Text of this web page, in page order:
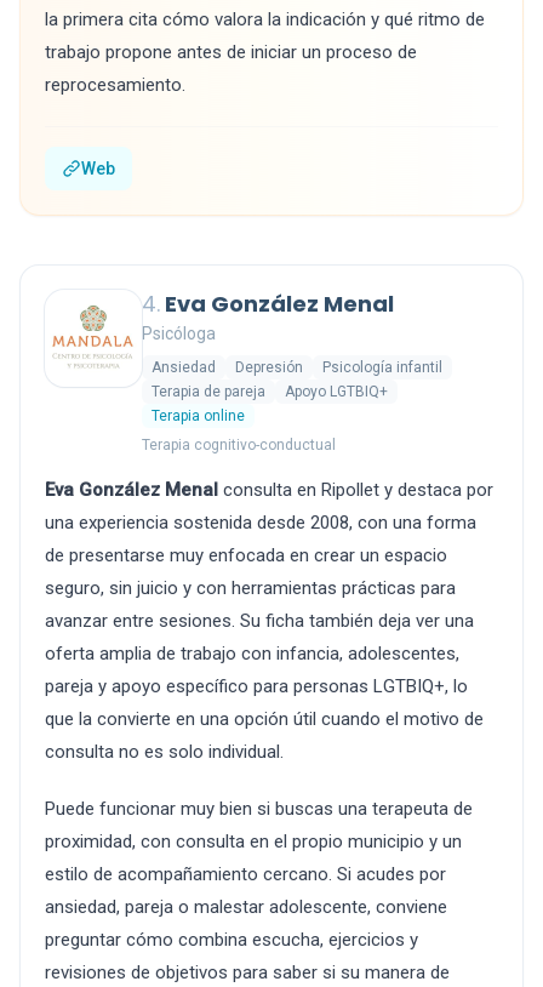
la primera cita cómo valora la indicación y qué ritmo de
trabajo propone antes de iniciar un proceso de
reprocesamiento.
Web
4. Eva González Menal
Psicóloga
Ansiedad Depresión
Psicología infantil
Terapia de pareja
Apoyo LGTBIQ+
Terapia online
Terapia cognitivo-conductual
Eva González Menal consulta en Ripollet y destaca por
una experiencia sostenida desde 2008, con una forma
de presentarse muy enfocada en crear un espacio
seguro, sin juicio y con herramientas prácticas para
avanzar entre sesiones. Su ficha también deja ver una
oferta amplia de trabajo con infancia, adolescentes,
pareja y apoyo específico para personas LGTBIQ+, lo
que la convierte en una opción útil cuando el motivo de
consulta no es solo individual.
Puede funcionar muy bien si buscas una terapeuta de
proximidad, con consulta en el propio municipio y un
estilo de acompañamiento cercano. Si acudes por
ansiedad, pareja o malestar adolescente, conviene
preguntar cómo combina escucha, ejercicios y
revisiones de objetivos para saber si su manera de